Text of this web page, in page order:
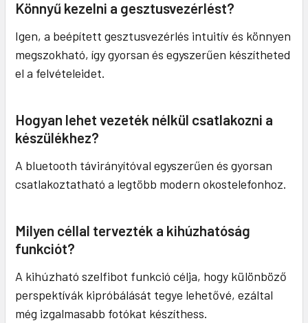
Könnyű kezelni a gesztusvezérlést?
Igen, a beépített gesztusvezérlés intuitív és könnyen
megszokható, így gyorsan és egyszerűen készítheted
el a felvételeidet.
Hogyan lehet vezeték nélkül csatlakozni a
készülékhez?
A bluetooth távirányítóval egyszerűen és gyorsan
csatlakoztatható a legtöbb modern okostelefonhoz.
Milyen céllal tervezték a kihúzhatóság
funkciót?
A kihúzható szelfibot funkció célja, hogy különböző
perspektívák kipróbálását tegye lehetővé, ezáltal
még izgalmasabb fotókat készíthess.